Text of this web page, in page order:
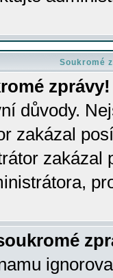
Soukromé
zprávy!
důvody.
zakázal
zakázal